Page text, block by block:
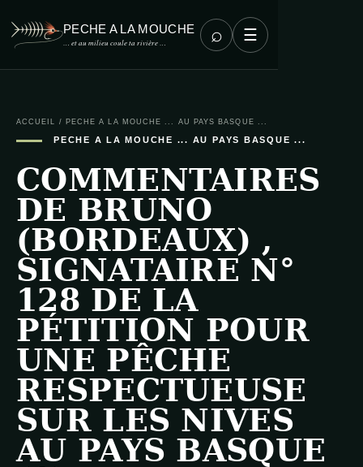
PECHE A LA MOUCHE
… et au milieu coule ta rivière … ⌕ ☰
ACCUEIL / PECHE A LA MOUCHE ... AU PAYS BASQUE ...
PECHE A LA MOUCHE ... AU PAYS BASQUE ...
COMMENTAIRES
DE BRUNO
(BORDEAUX) ,
SIGNATAIRE N°
128 DE LA
PÉTITION POUR
UNE PÊCHE
RESPECTUEUSE
SUR LES NIVES
AU PAYS BASQUE